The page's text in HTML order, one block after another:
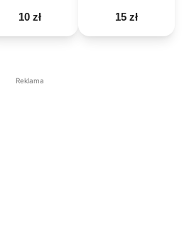
10 zł 15 zł
Reklama